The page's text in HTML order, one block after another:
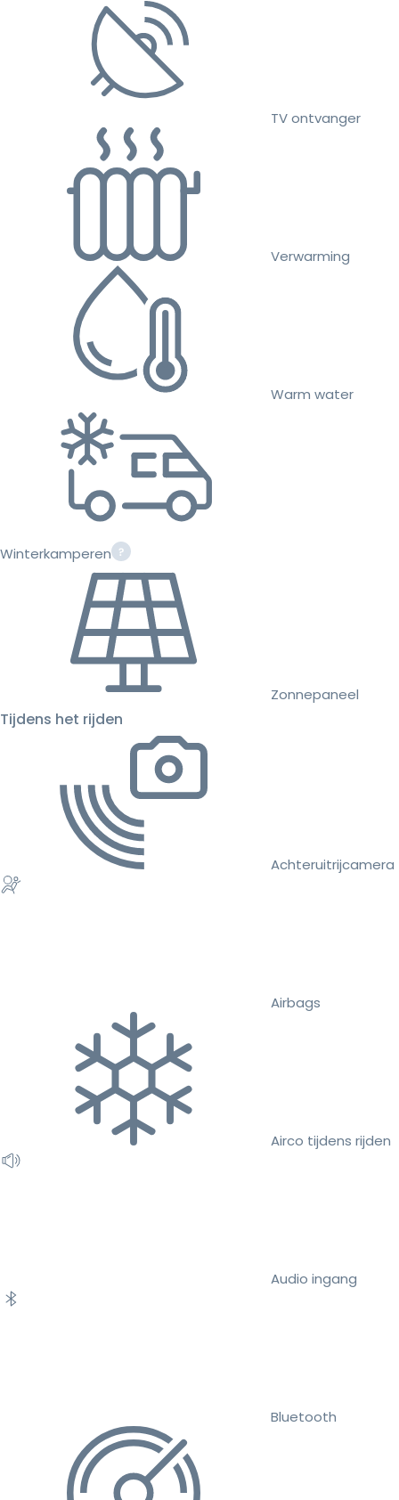
TV ontvanger
Verwarming
Warm water
Winterkamperen
Zonnepaneel
Tijdens het rijden
Achteruitrijcamera
Airbags
Airco tijdens rijden
Audio ingang
Bluetooth